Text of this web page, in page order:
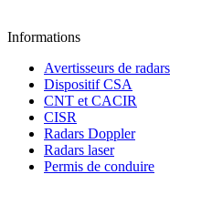
Informations
Avertisseurs de radars
Dispositif CSA
CNT et CACIR
CISR
Radars Doppler
Radars laser
Permis de conduire